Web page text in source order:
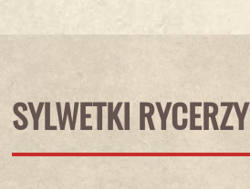
SYLWETKI RYCERZY